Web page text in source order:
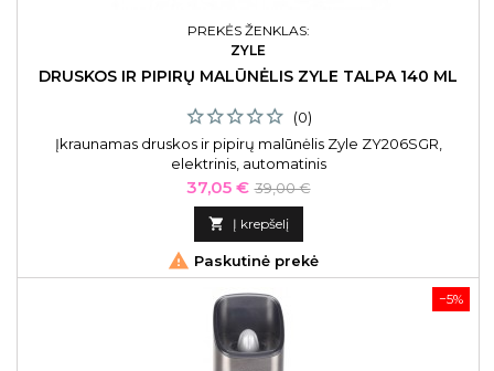
PREKĖS ŽENKLAS:
ZYLE
DRUSKOS IR PIPIRŲ MALŪNĖLIS ZYLE TALPA 140 ML
(0)
Įkraunamas druskos ir pipirų malūnėlis Zyle ZY206SGR,
elektrinis, automatinis
Kaina
37,05 € Bazinė
kaina
39,00 €
 Į krepšelį
 Paskutinė prekė
−5%